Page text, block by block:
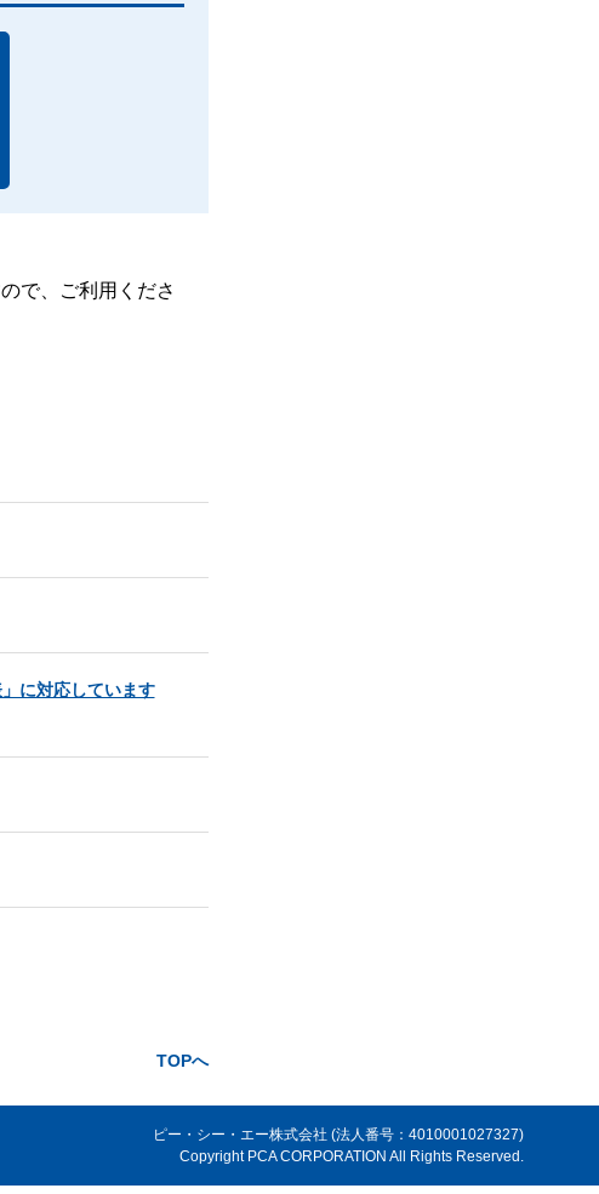
で、ご利用くださ
に対応しています
TOPへ
ピー・シー・エー株式会社 (法人番号：4010001027327)
Copyright PCA CORPORATION All Rights Reserved.